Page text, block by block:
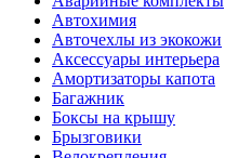
Автохимия
Авточехлы из экокожи
Аксессуары интерьера
Амортизаторы капота
Багажник
Боксы на крышу
Брызговики